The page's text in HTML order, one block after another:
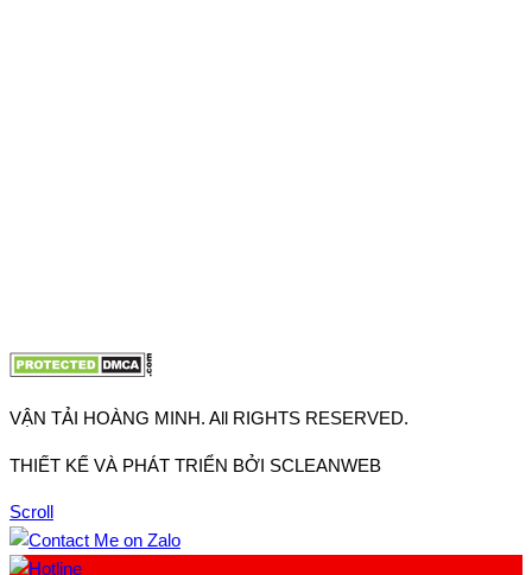
VẬN TẢI HOÀNG MINH. All RIGHTS RESERVED.
THIẾT KẾ VÀ PHÁT TRIỂN BỞI SCLEANWEB
Scroll